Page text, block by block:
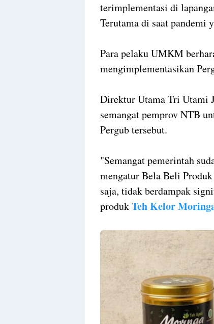
terimplementasi di
Terutama di saat pandemi
Para pelaku UMKM
mengimplementasikan
Direktur Utama Tri Utami
semangat pemprov NTB
Pergub tersebut.
"Semangat pemerintah
mengatur Bela Beli
saja, tidak berdampak
produkTeh Kelor